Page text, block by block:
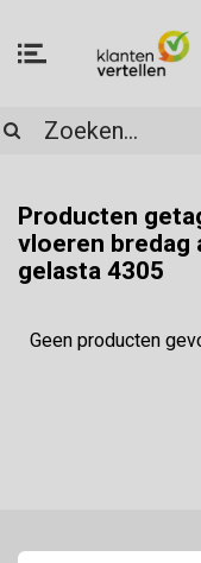
Producten
vloeren bredag
gelasta 4305
Geen producten